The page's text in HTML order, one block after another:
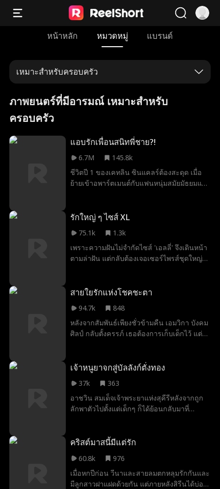
หน้าหลัก หมวดหมู่ แบรนด์
เหมาะสำหรับครอบครัว
ภาพยนตร์ที่มีอารมณ์ เหมาะสำหรับ
ครอบครัว
แอบรักเพื่อนสนิทพี่ชาย?!
6.7M
145.8k
ชีวิตปี 1 ของเคทลิน ซินแคลร์ต้องสะดุด เมื่อ
ย้ายเข้าอพาร์ตเมนต์กับแฟนหนุ่มสมัยมัธยมแล้ว
ซึ่งเรียนป.โทที่เดียวกัน เมื่อความรู้สึกแอบรักวัย
ประคองความสัมพันธ์ครั้งใหม่ โดยมีแฟนเก่า
สุดแสบ แก๊งสาวขี้วีน และที่แย่ที่สุดคือพี่ชาย
ของเธอเองคอยขัดขวาง
รักใหญ่ ๆ ไซส์ XL
75.1k
1.3k
เพราะความฝันไม่จำกัดไซส์ 'เอลลี่' จึงเดินหน้า
ตามล่าฝัน แต่กลับต้องเจอเซอร์ไพรส์ชุดใหญ่
กำลังหนีหน้า และตอนนี้เขากำลังจะมาทวงคืน
สมบูรณ์แบบ
สายใยรักแห่งโชคชะตา
94.7k
848
หลังจากสัมพันธ์เพียงชั่วข้ามคืน เอมวิกา บังคม
ศิลป์ กลับตั้งครรภ์ เธอต้องการเก็บเด็กไว้ แต่
ลูกชายด้วยความยากลำบาก วันหนึ่ง ปฐพีห์
หรัญพฤกษ์ ดิลกภักดี มหาเศรษฐีผู้ทรงอำนาจ
หรัญจึงได้ล่วงรู้ความจริงโดยบังเอิญว่า เด็ก
ชายคนนั้นคือลูกชายของเขาเอง เขาพยายาม
หรัญกลับมาพัวพันกันอีกครั้ง!
เจ้าหนูยาจกสู่บัลลังก์ตั่งทอง
37k
363
อาชวิน สมเด็จเจ้าพระยาแห่งสุคีรีหลังจากถูก
ลักพาตัวไปตั้งแต่เด็กๆ ก็ได้ย้อนกลับมาที่
ที่เขาไม่ทันได้คาดคิดก็คือครอบครัวเขากลับ
นที่ปกปิดตัวตนไว้เป็นความลับจะสามารถแก้
แค้นพวกเขาได้หรือไม่นะ?
คริสต์มาสนี้มีแต่รัก
60.8k
976
เมื่อหกปีก่อน วีนาและสายลมตกหลุมรักกันและ
มีลูกสาวฝาแฝดด้วยกัน แต่ภายหลังสิรีนได้บ่อน